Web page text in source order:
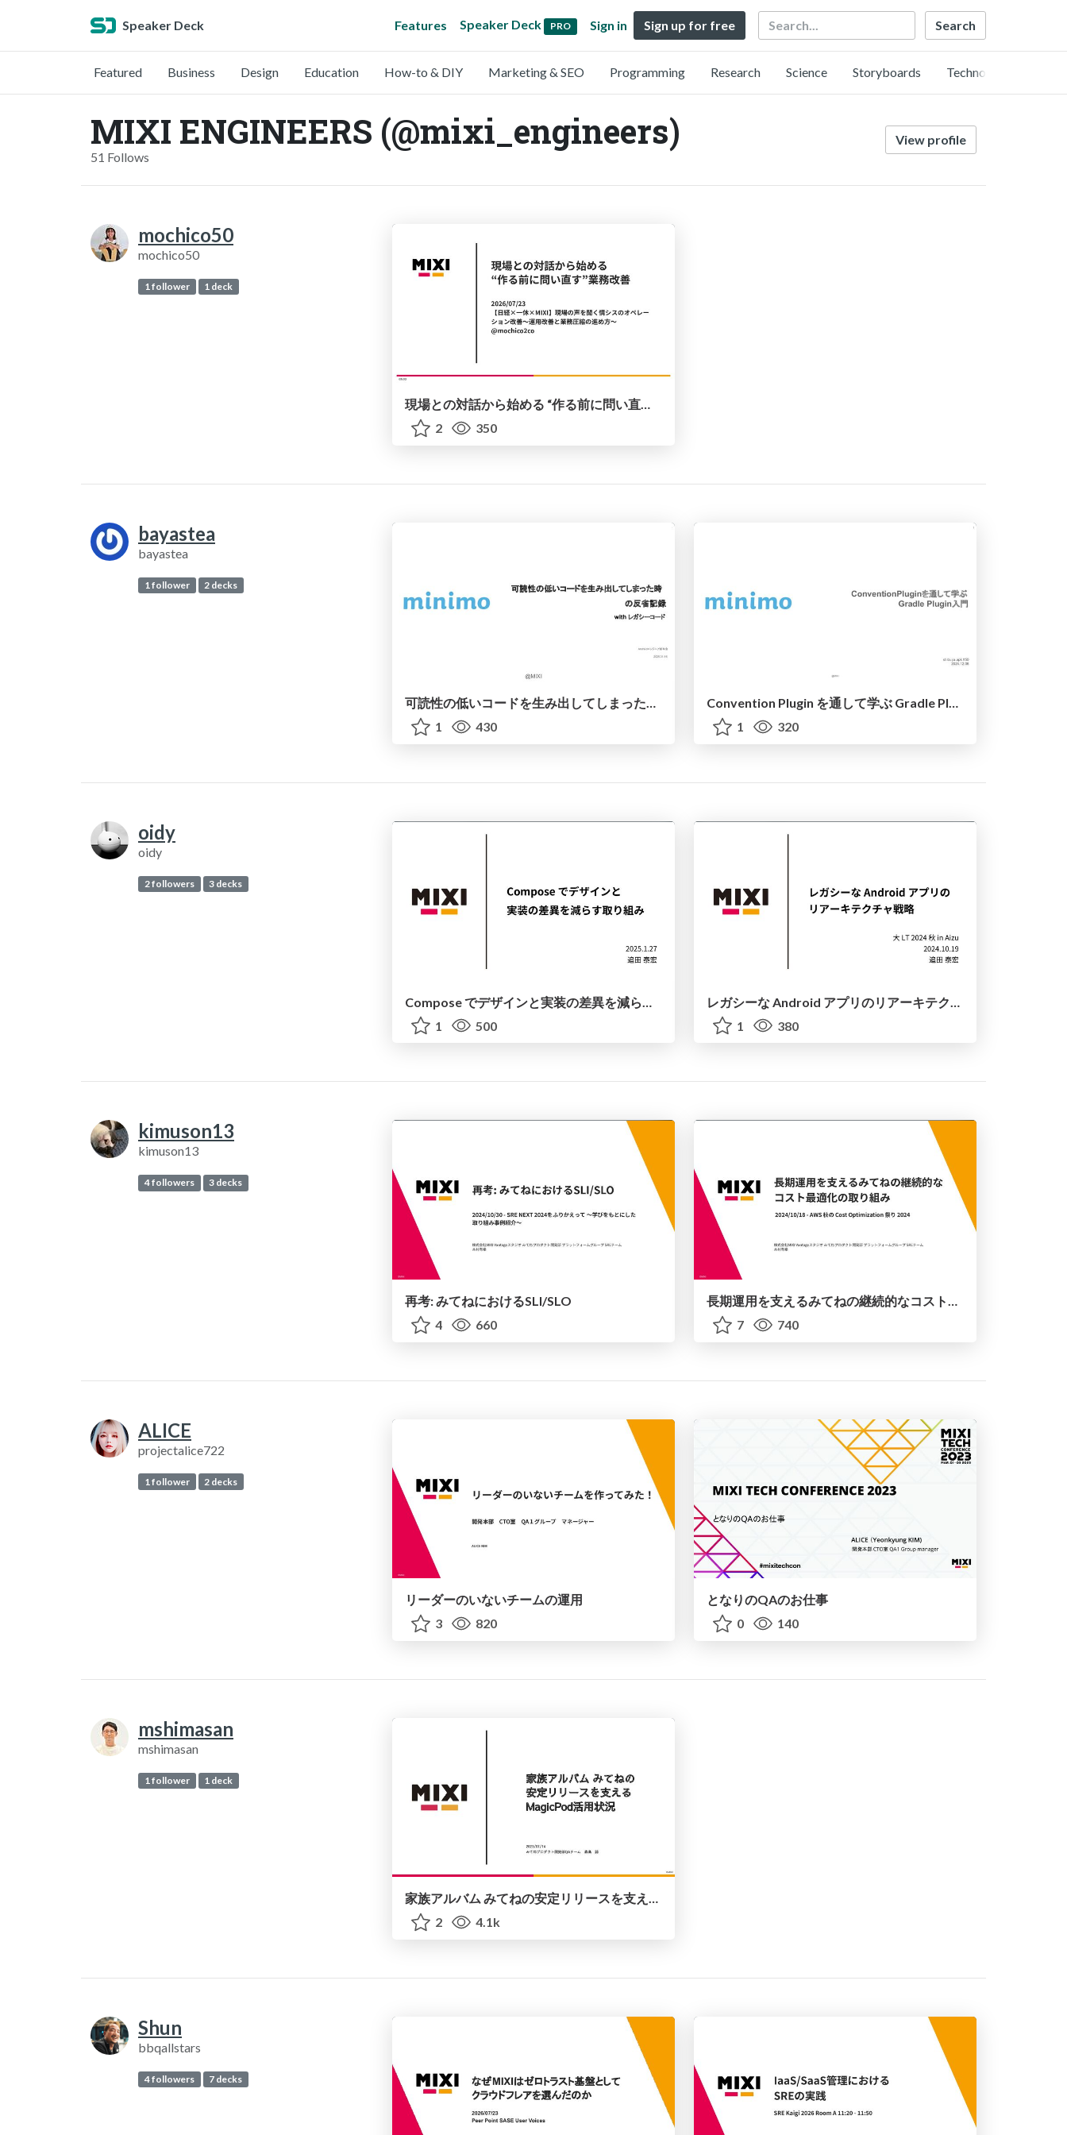
Speaker Deck Features Speaker Deck PRO Sign in Sign up for free Search
Featured Business Design Education How-to & DIY Marketing & SEO Programming Research Science Storyboards Technology
MIXI ENGINEERS (@mixi_engineers)
51 Follows
View profile
mochico50
mochico50
1 follower 1 deck
現場との対話から始める “作る前に問い直す”業務改善
2
350
bayastea
bayastea
1 follower 2 decks
可読性の低いコードを生み出してしまった時の反省記録 with レガシーコード
1
430
Convention Plugin を通して学ぶ Gradle Plugin入門
1
320
oidy
oidy
2 followers 3 decks
1
500
1
380
kimuson13
kimuson13
4 followers 3 decks
再考: みてねにおけるSLI/SLO
4
660
7
740
ALICE
projectalice722
1 follower 2 decks
リーダーのいないチームの運用
3
820
となりのQAのお仕事
0
140
mshimasan
mshimasan
1 follower 1 deck
家族アルバム みてねの安定リリースを支えるMagicPod活用状況
2
4.1k
Shun
bbqallstars
4 followers 7 decks